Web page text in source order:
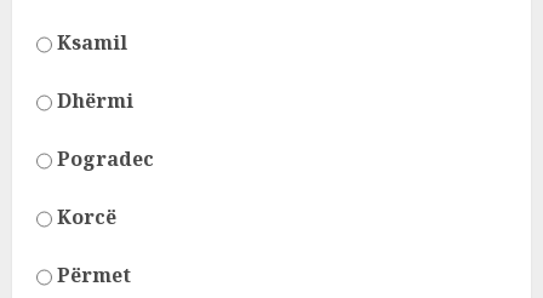
Ksamil
Dhërmi
Pogradec
Korcë
Përmet